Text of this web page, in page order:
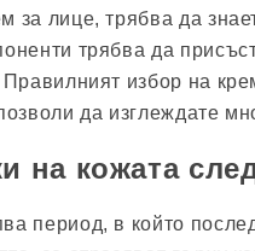
за лице, трябва да
трябва да
Правилният избор на
да изглеждате
на кожата
период, в който